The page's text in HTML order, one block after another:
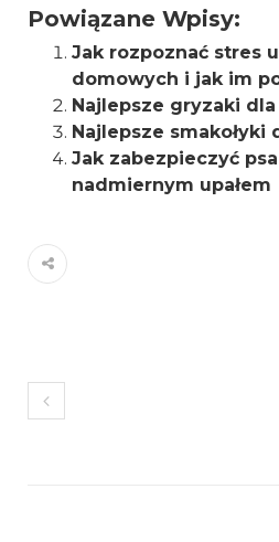
Powiązane Wpisy:
Jak rozpoznać stres
domowych i jak im
Najlepsze gryzaki
Najlepsze smakołyki
Jak zabezpieczyć
nadmiernym upałem